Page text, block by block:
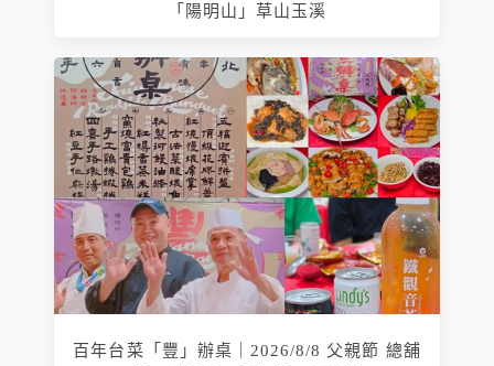
「陽明山」草山玉溪
百年台菜「豐」辦桌｜2026/8/8 父親節 總舖